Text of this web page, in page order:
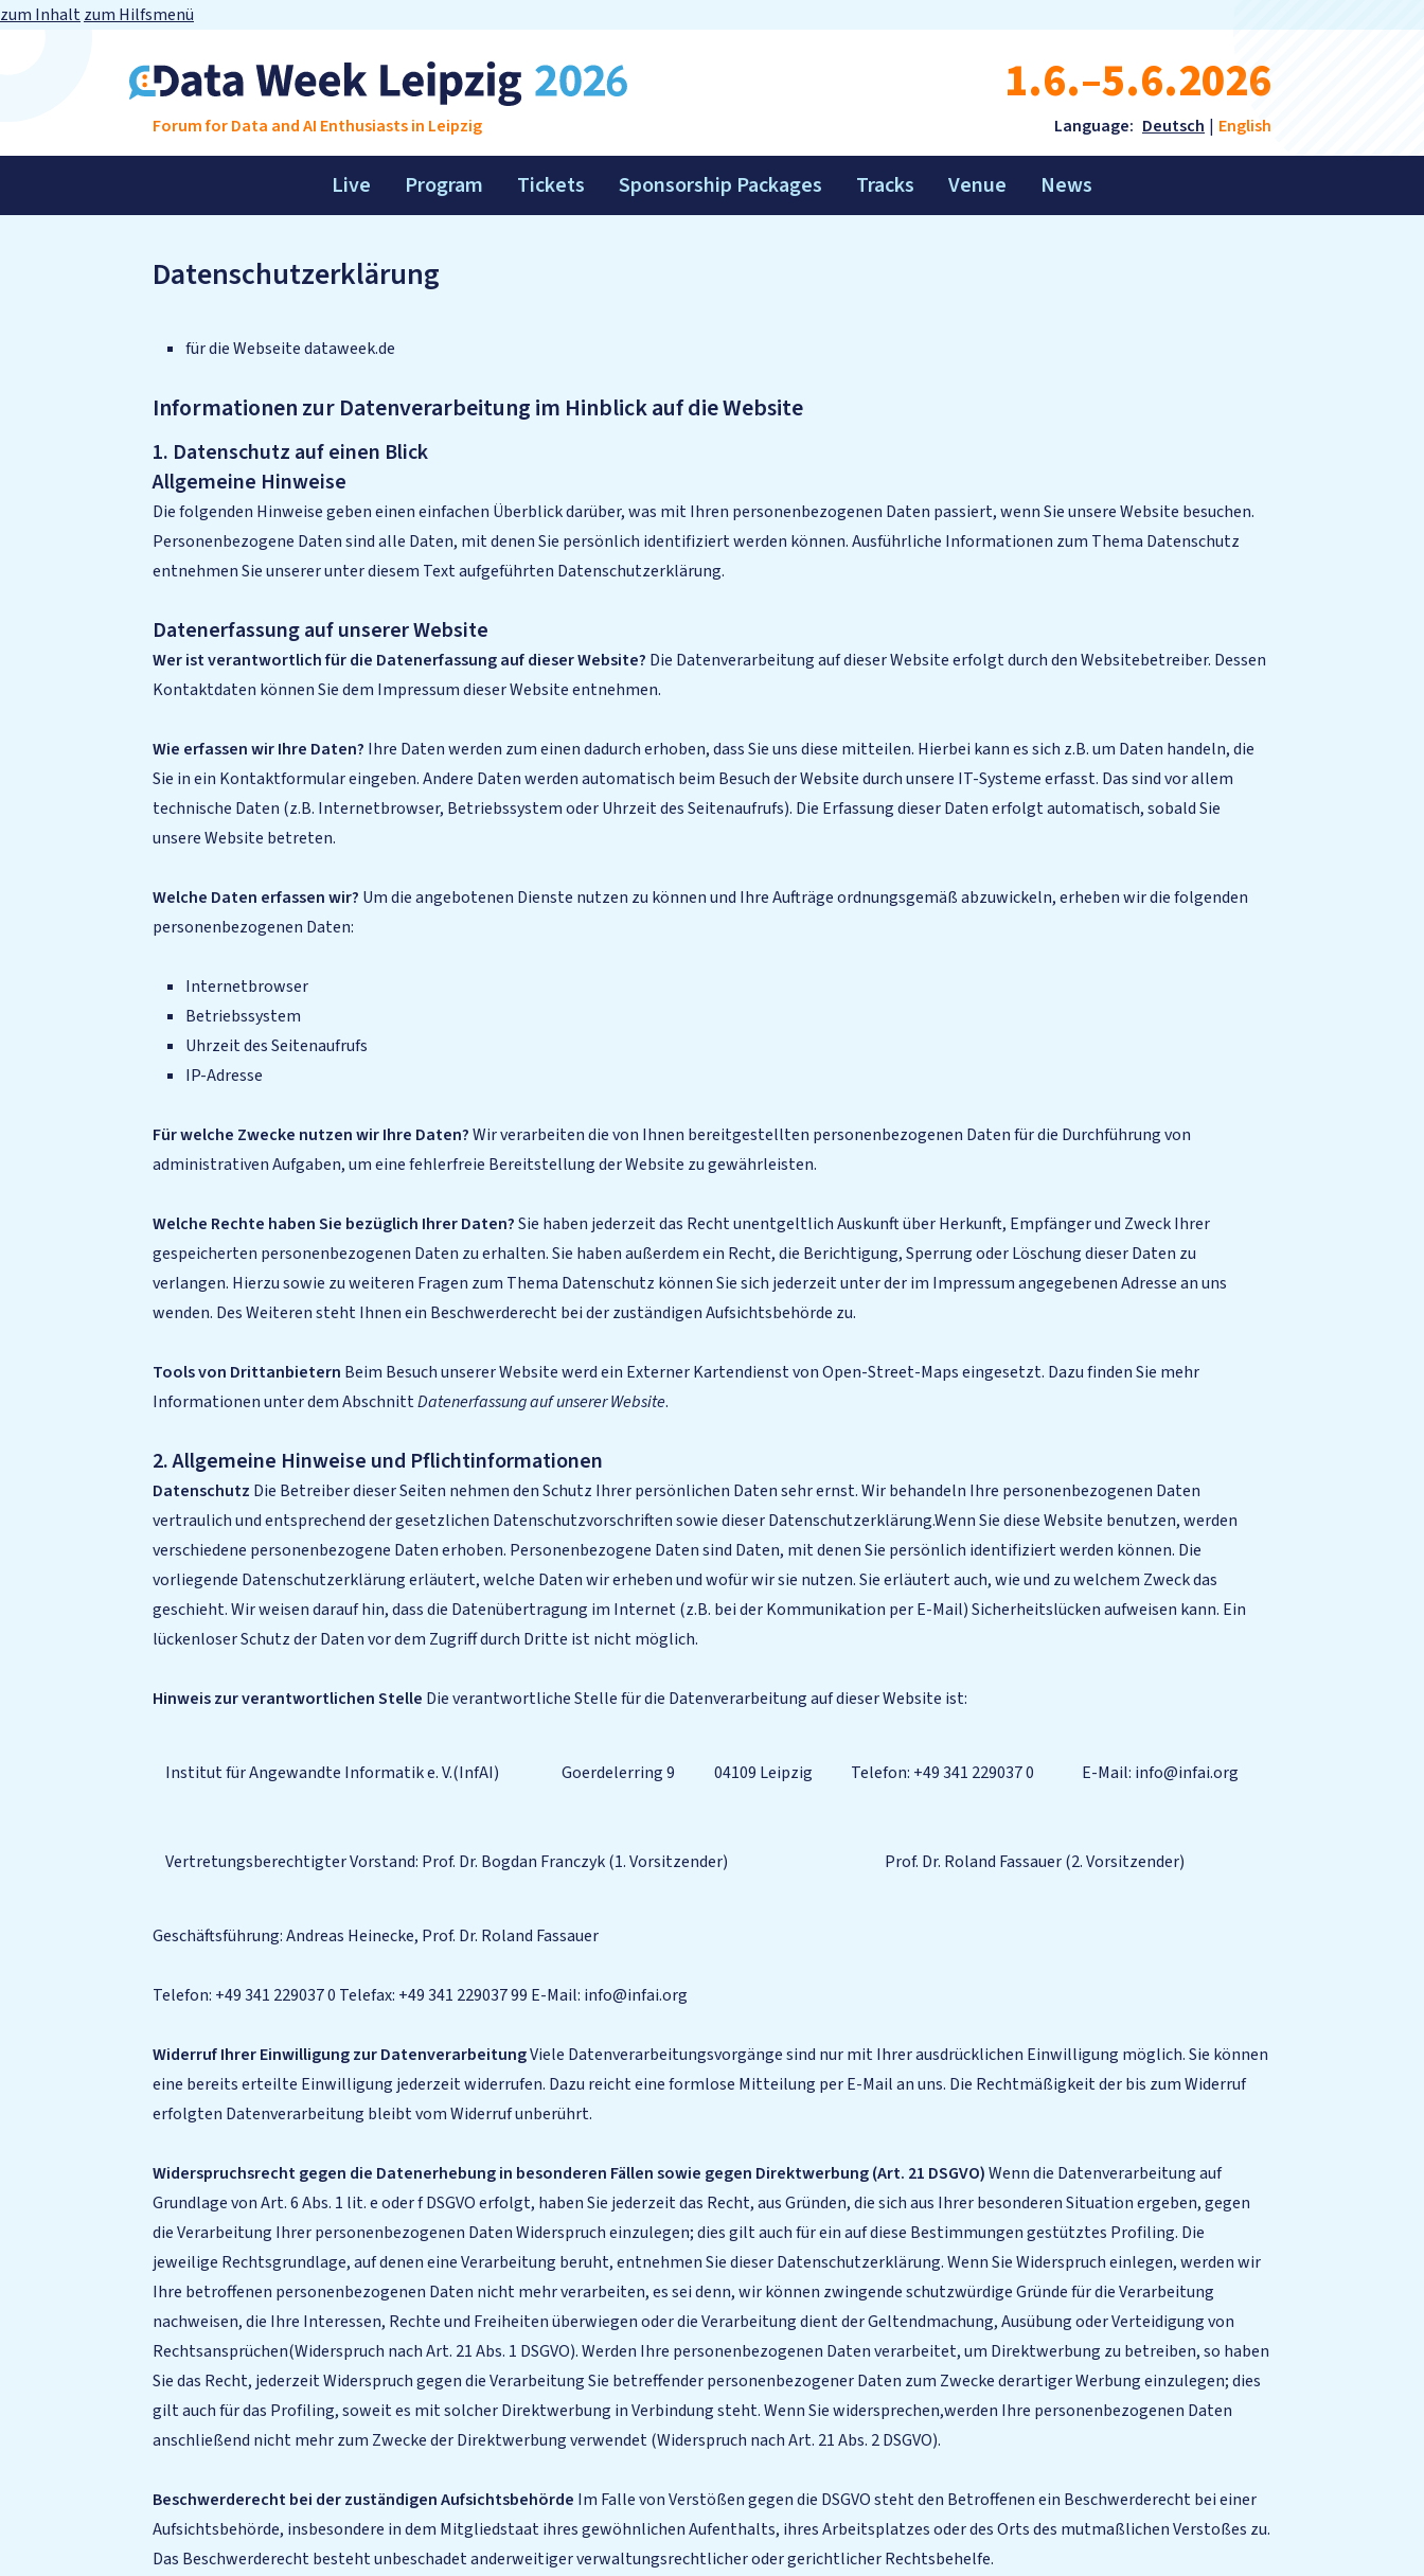
zum Inhaltzum Hilfsmenü
1.6.–5.6.2026
Forum for Data and AI Enthusiasts in Leipzig Language: Deutsch English
Live Program Tickets Sponsorship Packages Tracks Venue News
Datenschutzerklärung
für die Webseite dataweek.de
Informationen zur Datenverarbeitung im Hinblick auf die Website
1. Datenschutz auf einen Blick
Allgemeine Hinweise
Die folgenden Hinweise geben einen einfachen Überblick darüber, was mit Ihren personenbezogenen Daten passiert, wenn Sie unsere Website besuchen.
Personenbezogene Daten sind alle Daten, mit denen Sie persönlich identifiziert werden können. Ausführliche Informationen zum Thema Datenschutz
entnehmen Sie unserer unter diesem Text aufgeführten Datenschutzerklärung.
Datenerfassung auf unserer Website
Wer ist verantwortlich für die Datenerfassung auf dieser Website? Die Datenverarbeitung auf dieser Website erfolgt durch den Websitebetreiber. Dessen
Kontaktdaten können Sie dem Impressum dieser Website entnehmen.
Wie erfassen wir Ihre Daten? Ihre Daten werden zum einen dadurch erhoben, dass Sie uns diese mitteilen. Hierbei kann es sich z.B. um Daten handeln, die
Sie in ein Kontaktformular eingeben. Andere Daten werden automatisch beim Besuch der Website durch unsere IT-Systeme erfasst. Das sind vor allem
technische Daten (z.B. Internetbrowser, Betriebssystem oder Uhrzeit des Seitenaufrufs). Die Erfassung dieser Daten erfolgt automatisch, sobald Sie
unsere Website betreten.
Welche Daten erfassen wir? Um die angebotenen Dienste nutzen zu können und Ihre Aufträge ordnungsgemäß abzuwickeln, erheben wir die folgenden
personenbezogenen Daten:
Internetbrowser
Betriebssystem
Uhrzeit des Seitenaufrufs
IP-Adresse
Für welche Zwecke nutzen wir Ihre Daten?Wir verarbeiten die von Ihnen bereitgestellten personenbezogenen Daten für die Durchführung von
administrativen Aufgaben, um eine fehlerfreie Bereitstellung der Website zu gewährleisten.
Welche Rechte haben Sie bezüglich Ihrer Daten?Sie haben jederzeit das Recht unentgeltlich Auskunft über Herkunft, Empfänger und Zweck Ihrer
gespeicherten personenbezogenen Daten zu erhalten. Sie haben außerdem ein Recht, die Berichtigung, Sperrung oder Löschung dieser Daten zu
verlangen. Hierzu sowie zu weiteren Fragen zum Thema Datenschutz können Sie sich jederzeit unter der im Impressum angegebenen Adresse an uns
wenden. Des Weiteren steht Ihnen ein Beschwerderecht bei der zuständigen Aufsichtsbehörde zu.
Tools von Drittanbietern Beim Besuch unserer Website werd ein Externer Kartendienst von Open-Street-Maps eingesetzt. Dazu finden Sie mehr
Informationen unter dem AbschnittDatenerfassung auf unserer Website.
2. Allgemeine Hinweise und Pflichtinformationen
Datenschutz Die Betreiber dieser Seiten nehmen den Schutz Ihrer persönlichen Daten sehr ernst. Wir behandeln Ihre personenbezogenen Daten
vertraulich und entsprechend der gesetzlichen Datenschutzvorschriften sowie dieser Datenschutzerklärung.Wenn Sie diese Website benutzen, werden
verschiedene personenbezogene Daten erhoben. Personenbezogene Daten sind Daten, mit denen Sie persönlich identifiziert werden können. Die
vorliegende Datenschutzerklärung erläutert, welche Daten wir erheben und wofür wir sie nutzen. Sie erläutert auch, wie und zu welchem Zweck das
geschieht. Wir weisen darauf hin, dass die Datenübertragung im Internet (z.B. bei der Kommunikation per E-Mail) Sicherheitslücken aufweisen kann. Ein
lückenloser Schutz der Daten vor dem Zugriff durch Dritte ist nicht möglich.
Hinweis zur verantwortlichen Stelle Die verantwortliche Stelle für die Datenverarbeitung auf dieser Website ist:
Institut für Angewandte Informatik e. V.(InfAI) Goerdelerring 9 04109 Leipzig Telefon: +49 341 229037 0 E-Mail: info@infai.org
Vertretungsberechtigter Vorstand: Prof. Dr. Bogdan Franczyk (1. Vorsitzender) Prof. Dr. Roland Fassauer (2. Vorsitzender)
Geschäftsführung: Andreas Heinecke, Prof. Dr. Roland Fassauer
Telefon: +49 341 229037 0 Telefax: +49 341 229037 99 E-Mail: info@infai.org
Widerruf Ihrer Einwilligung zur DatenverarbeitungViele Datenverarbeitungsvorgänge sind nur mit Ihrer ausdrücklichen Einwilligung möglich. Sie können
eine bereits erteilte Einwilligung jederzeit widerrufen. Dazu reicht eine formlose Mitteilung per E-Mail an uns. Die Rechtmäßigkeit der bis zum Widerruf
erfolgten Datenverarbeitung bleibt vom Widerruf unberührt.
Widerspruchsrecht gegen die Datenerhebung in besonderen Fällen sowie gegen Direktwerbung (Art. 21 DSGVO)Wenn die Datenverarbeitung auf
Grundlage von Art. 6 Abs. 1 lit. e oder f DSGVO erfolgt, haben Sie jederzeit das Recht, aus Gründen, die sich aus Ihrer besonderen Situation ergeben, gegen
die Verarbeitung Ihrer personenbezogenen Daten Widerspruch einzulegen; dies gilt auch für ein auf diese Bestimmungen gestütztes Profiling. Die
jeweilige Rechtsgrundlage, auf denen eine Verarbeitung beruht, entnehmen Sie dieser Datenschutzerklärung. Wenn Sie Widerspruch einlegen, werden wir
Ihre betroffenen personenbezogenen Daten nicht mehr verarbeiten, es sei denn, wir können zwingende schutzwürdige Gründe für die Verarbeitung
nachweisen, die Ihre Interessen, Rechte und Freiheiten überwiegen oder die Verarbeitung dient der Geltendmachung, Ausübung oder Verteidigung von
Rechtsansprüchen(Widerspruch nach Art. 21 Abs. 1 DSGVO). Werden Ihre personenbezogenen Daten verarbeitet, um Direktwerbung zu betreiben, so haben
Sie das Recht, jederzeit Widerspruch gegen die Verarbeitung Sie betreffender personenbezogener Daten zum Zwecke derartiger Werbung einzulegen; dies
gilt auch für das Profiling, soweit es mit solcher Direktwerbung in Verbindung steht. Wenn Sie widersprechen,werden Ihre personenbezogenen Daten
anschließend nicht mehr zum Zwecke der Direktwerbung verwendet (Widerspruch nach Art. 21 Abs. 2 DSGVO).
Beschwerderecht bei der zuständigen Aufsichtsbehörde Im Falle von Verstößen gegen die DSGVO steht den Betroffenen ein Beschwerderecht bei einer
Aufsichtsbehörde, insbesondere in dem Mitgliedstaat ihres gewöhnlichen Aufenthalts, ihres Arbeitsplatzes oder des Orts des mutmaßlichen Verstoßes zu.
Das Beschwerderecht besteht unbeschadet anderweitiger verwaltungsrechtlicher oder gerichtlicher Rechtsbehelfe.